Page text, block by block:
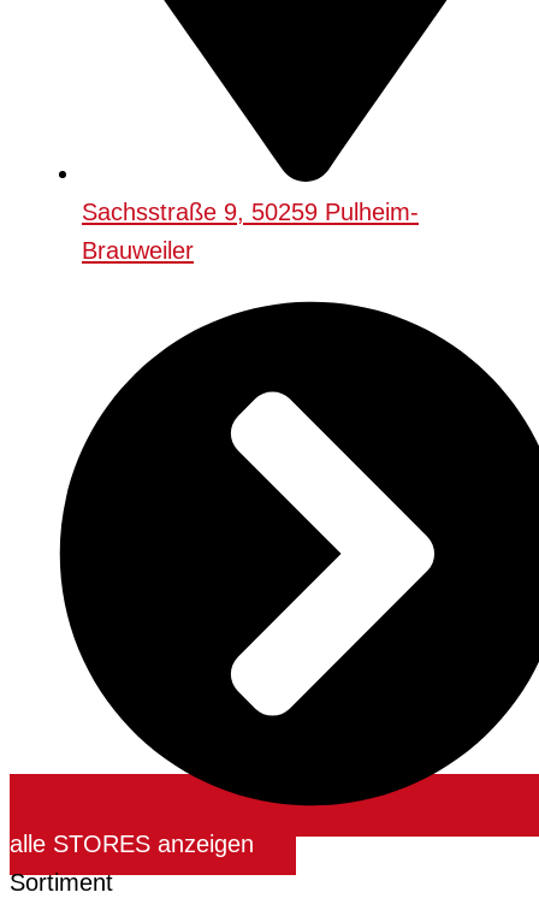
Sachsstraße 9, 50259 Pulheim-
Brauweiler
alle STORES anzeigen
Sortiment